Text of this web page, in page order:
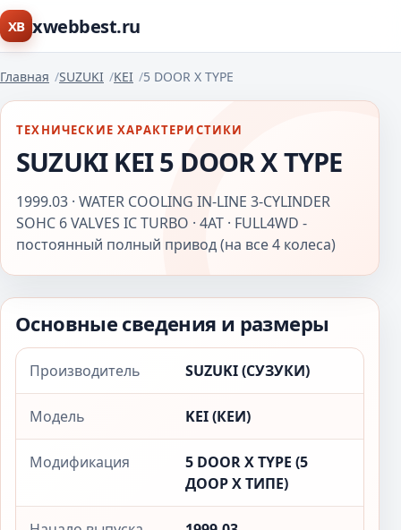
XB xwebbest.ru
Главная SUZUKI KEI 5 DOOR X TYPE
ТЕХНИЧЕСКИЕ ХАРАКТЕРИСТИКИ
SUZUKI KEI 5 DOOR X TYPE
1999.03 · WATER COOLING IN-LINE 3-CYLINDER
SOHC 6 VALVES IC TURBO · 4AT · FULL4WD -
постоянный полный привод (на все 4 колеса)
Основные сведения и размеры
Производитель SUZUKI (СУЗУКИ)
Модель KEI (КЕИ)
Модификация
5 DOOR X TYPE (5
ДООР X ТИПЕ)